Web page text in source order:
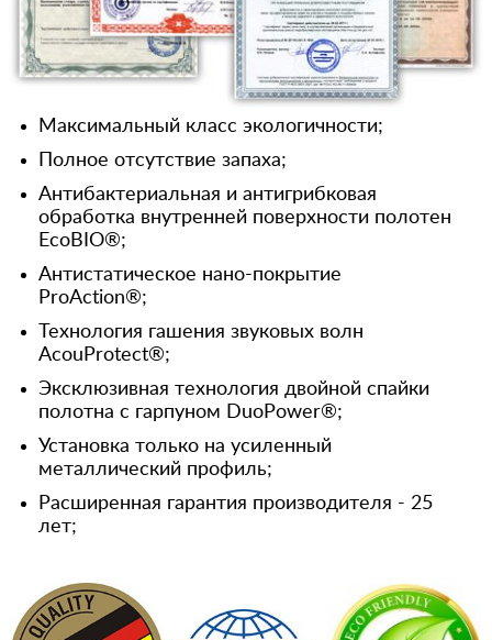
Максимальный класс экологичности;
Полное отсутствие запаха;
Антибактериальная и антигрибковая
обработка внутренней поверхности полотен
EcoBIO®;
Антистатическое нано-покрытие
ProAction®;
Технология гашения звуковых волн
AcouProtect®;
Эксклюзивная технология двойной спайки
полотна с гарпуном DuoPower®;
Установка только на усиленный
металлический профиль;
Расширенная гарантия производителя - 25
лет;